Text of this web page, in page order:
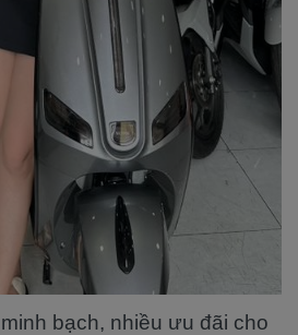
bạch, nhiều ưu đãi cho